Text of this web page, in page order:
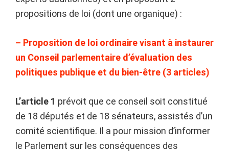
propositions de loi (dont une organique) :
– Proposition de loi ordinaire visant à instaurer
un Conseil parlementaire d’évaluation des
politiques publique et du bien-être (3 articles)
L’article 1 prévoit que ce conseil soit constitué
de 18 députés et de 18 sénateurs, assistés d’un
comité scientifique. Il a pour mission d’informer
le Parlement sur les conséquences des